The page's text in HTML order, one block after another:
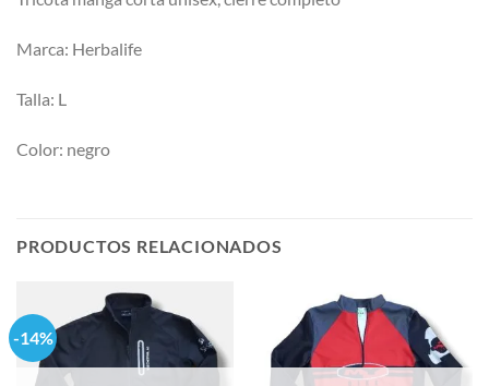
Marca: Herbalife
Talla: L
Color: negro
PRODUCTOS RELACIONADOS
-14%